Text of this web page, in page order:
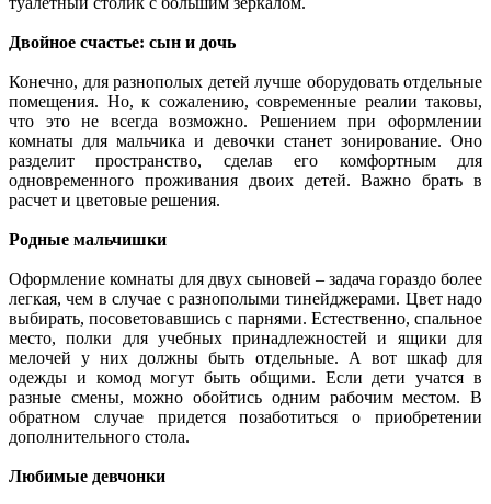
Двойное счастье: сын и дочь
Конечно, для разнополых детей лучше оборудовать отдельные
помещения. Но, к сожалению, современные реалии таковы,
что это не всегда возможно. Решением при оформлении
комнаты для мальчика и девочки станет зонирование. Оно
разделит пространство, сделав его комфортным для
одновременного проживания двоих детей. Важно брать в
расчет и цветовые решения.
Родные мальчишки
Оформление комнаты для двух сыновей – задача гораздо более
легкая, чем в случае с разнополыми тинейджерами. Цвет надо
выбирать, посоветовавшись с парнями. Естественно, спальное
место, полки для учебных принадлежностей и ящики для
мелочей у них должны быть отдельные. А вот шкаф для
одежды и комод могут быть общими. Если дети учатся в
разные смены, можно обойтись одним рабочим местом. В
обратном случае придется позаботиться о приобретении
дополнительного стола.
Любимые девчонки